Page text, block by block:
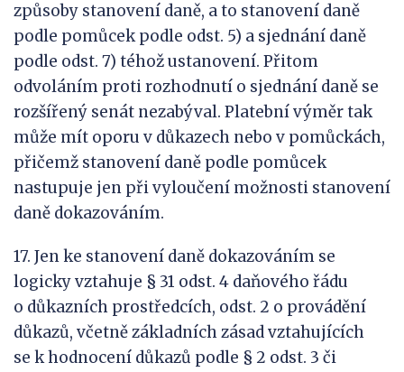
způsoby stanovení daně, a to stanovení daně
podle pomůcek podle odst. 5) a sjednání daně
podle odst. 7) téhož ustanovení. Přitom
odvoláním proti rozhodnutí o sjednání daně se
rozšířený senát nezabýval. Platební výměr tak
může mít oporu v důkazech nebo v pomůckách,
přičemž stanovení daně podle pomůcek
nastupuje jen při vyloučení možnosti stanovení
daně dokazováním.
17. Jen ke stanovení daně dokazováním se
logicky vztahuje § 31 odst. 4 daňového řádu
o důkazních prostředcích, odst. 2 o provádění
důkazů, včetně základních zásad vztahujících
se k hodnocení důkazů podle § 2 odst. 3 či